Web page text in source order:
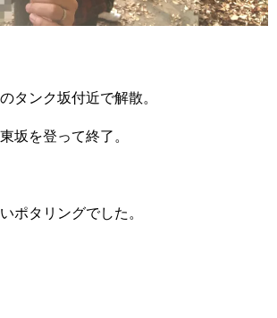
タンク坂付近で解散。
坂を登って終了。
ポタリングでした。